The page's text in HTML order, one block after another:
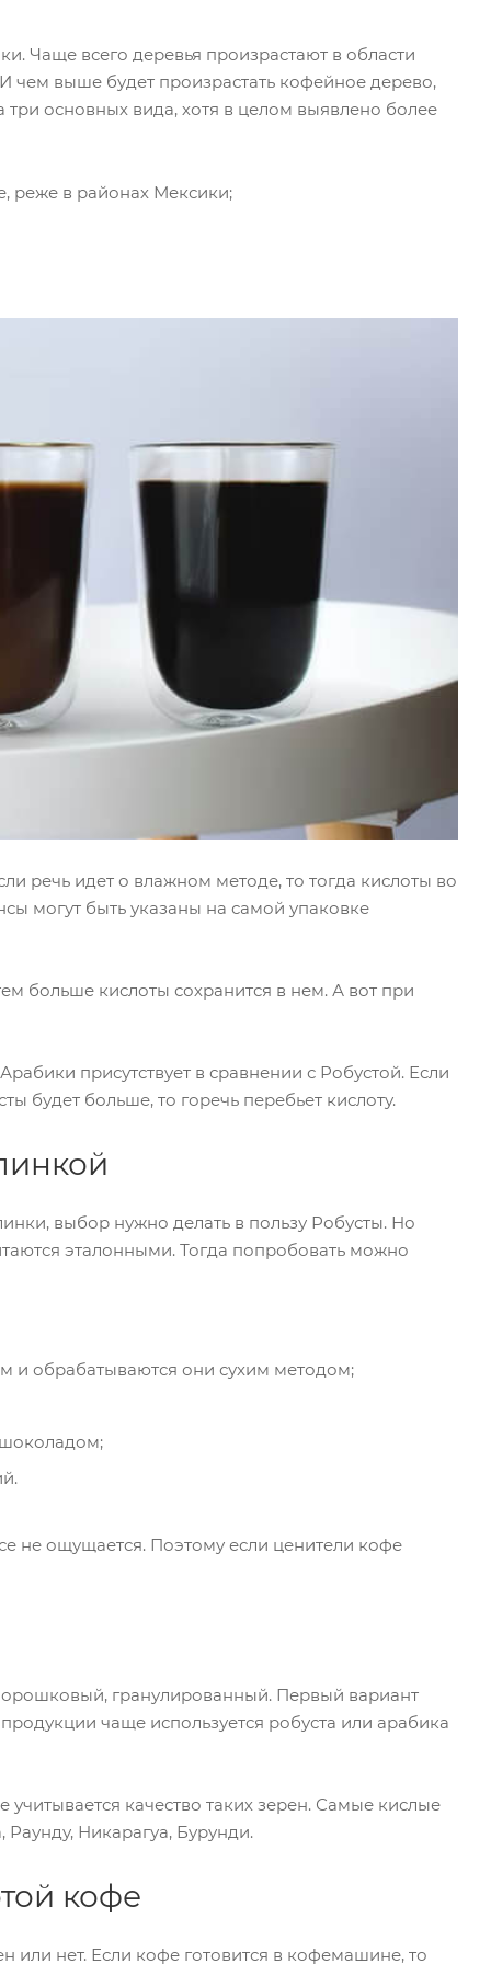
Чаще всего деревья произрастают в области
чем выше будет произрастать кофейное дерево,
три основных вида, хотя в целом выявлено более
реже в районах Мексики;
речь идет о влажном методе, то тогда кислоты во
могут быть указаны на самой упаковке
больше кислоты сохранится в нем. А вот при
присутствует в сравнении с Робустой. Если
будет больше, то горечь перебьет кислоту.
выбор нужно делать в пользу Робусты. Но
эталонными. Тогда попробовать можно
и обрабатываются они сухим методом;
не ощущается. Поэтому если ценители кофе
гранулированный. Первый вариант
чаще используется робуста или арабика
учитывается качество таких зерен. Самые кислые
Никарагуа, Бурунди.
кофе
или нет. Если кофе готовится в кофемашине, то